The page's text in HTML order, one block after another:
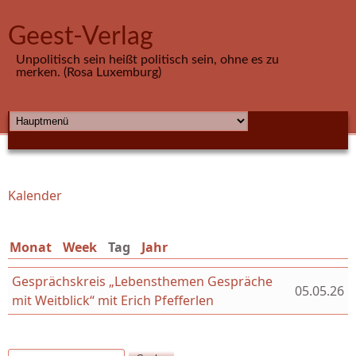
Geest-Verlag
Unpolitisch sein heißt politisch sein, ohne es zu
merken. (Rosa Luxemburg)
HAUPTMENÜ
Sie sind hier
Kalender
Monat Week Tag (aktiver Reiter)
Jahr
Gesprächskreis „Lebensthemen Gespräche
mit Weitblick“ mit Erich Pfefferlen
05.05.26